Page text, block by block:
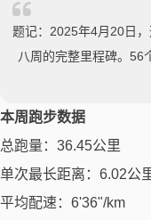
题记：2025年4月20日
八周的完整里程碑。56
本周跑步数据
总跑量：36.45公里
单次最长距离：6.02公
平均配速：6'36"/km